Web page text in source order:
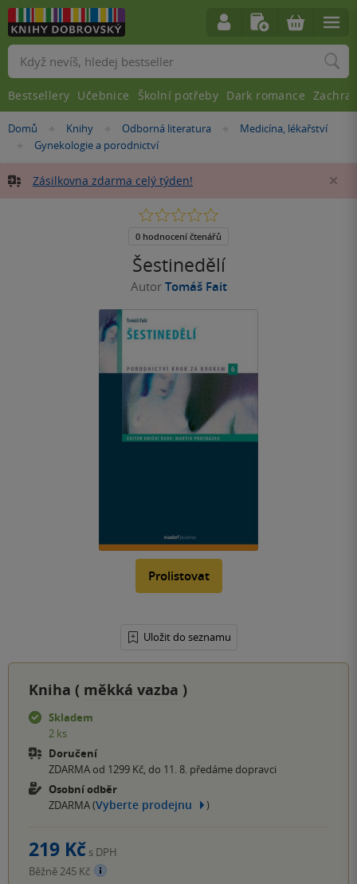
Nacházíte
Domů »Knihy »Odborná literatura »
Medicína, lékařství
»
Gynekologie a porodnictví
Zásilkovna zdarma celý týden!
Šestinedělí
Autor Tomáš Fait
Prolistovat
Uložit do seznamu
0.0
5
0 hodnocení čtenářů
Kniha ( měkká vazba )
Skladem
2 ks
Doručení
ZDARMA od 1299 Kč, do 11. 8. předáme dopravci
Osobní odběr
ZDARMA (Vyberte prodejnu )
219 Kč s DPH
Běžně 245 Kč
Vyhledávání
Bestsellery Učebnice Školní potřeby Dark romance